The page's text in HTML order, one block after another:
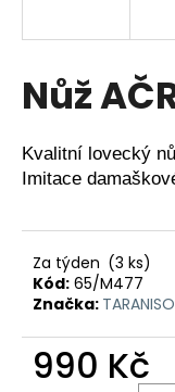
Nůž
Kvalitní lovecký
Imitace
Za týden (3 ks)
Kód: 65/M477
Značka: TARANISO
990 Kč
í
t
?
D
o